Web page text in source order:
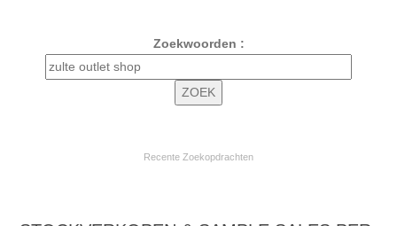
Zoekwoorden :
Recente Zoekopdrachten